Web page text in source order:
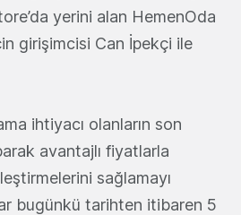
yerini alan HemenOda
girişimcisi Can İpekçi ile
ihtiyacı olanların son
avantajlı fiyatlarla
sağlamayı
bugünkü tarihten itibaren 5